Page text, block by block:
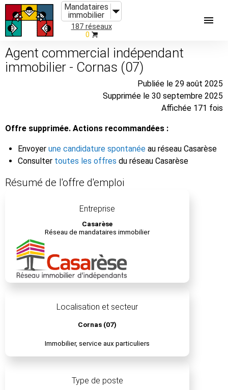
Mandataires
immobilier
187 réseaux
0
Agent commercial indépendant
immobilier - Cornas (07)
Publiée le 29 août 2025
Supprimée le 30 septembre 2025
Affichée 171 fois
Offre supprimée. Actions recommandées :
Envoyer une candidature spontanée au réseau Casarèse
Consulter toutes les offres du réseau Casarèse
Résumé de l'offre d'emploi
Entreprise
Casarèse
Réseau de mandataires immobilier
Localisation et secteur
Cornas (07)
Immobilier, service aux particuliers
Type de poste